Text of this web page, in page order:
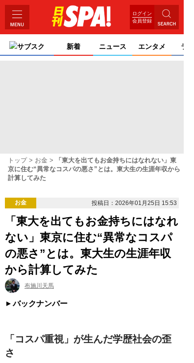
ログイン
会員登録
サブスク 新着 ニュース エンタメ ライ
トップ お金
「東大を出てもお金持ちにはなれない」東
京に住む“異常なコスパの悪さ”とは。東大生の生涯年収から
計算してみた
お金 投稿日：2026年01月25日 15:53
「東大を出てもお金持ちにはなれ
ない」東京に住む“異常なコスパ
の悪さ”とは。東大生の生涯年収
から計算してみた
布施川天馬
バックナンバー
「コスパ重視」が生んだ学歴社会の歪
さ